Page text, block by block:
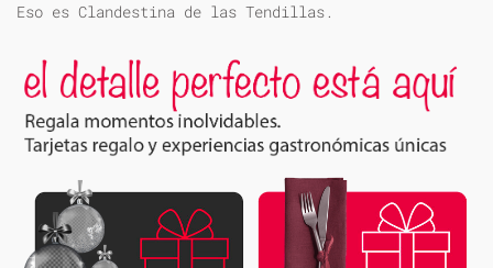
Eso es Clandestina de las Tendillas.